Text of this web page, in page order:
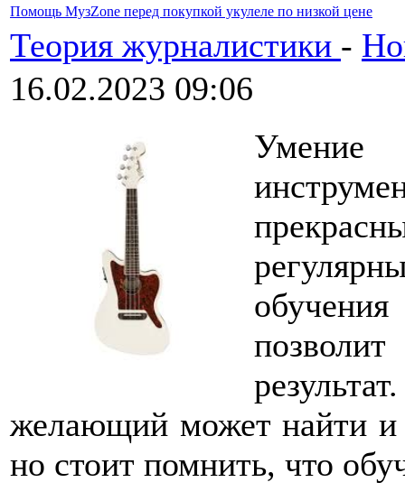
Помощь МузZone перед покупкой укулеле по низкой цене
Теория журналистики -
16.02.2023 09:06
желающий может найти и
но стоит помнить, что